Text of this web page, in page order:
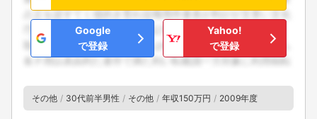
Google
で登録
Yahoo!
で登録
その他 30代前半男性 その他 年収150万円 2009年度